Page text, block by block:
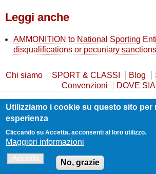
Leggi anche
AMMONITION to National Sporting
disqualifications or pecuniary
Chi siamo SPORT & CLASSI Blog
Convenzioni
DOVE
Privacy Policy Cookie Policy
Realizzato da
Utilizziamo i cookie su questo sito per
esperienza
Cliccando su Accetta, acconsenti al loro utilizzo.
Maggiori informazioni
Accetta
No, grazie